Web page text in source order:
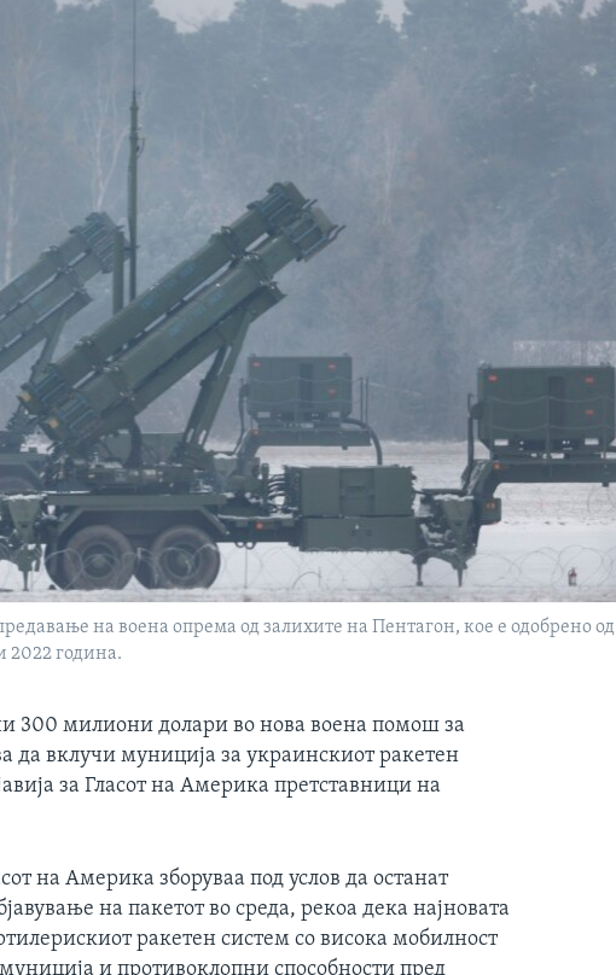
на воена опрема од залихите на Пентагон, кое е одобрено од
2022 година.
300 милиони долари во нова воена помош за
да вклучи муниција за украинскиот ракетен
за Гласот на Америка претставници на
на Америка зборуваа под услов да останат
на пакетот во среда, рекоа дека најновата
ракетен систем со висока мобилност
и противоклопни способности пред